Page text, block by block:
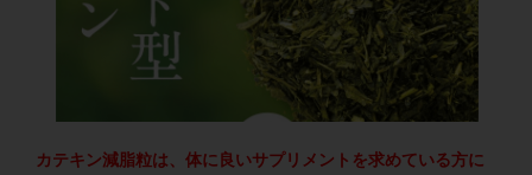
カテキン減脂粒は、体に良いサプリメントを求めている方に